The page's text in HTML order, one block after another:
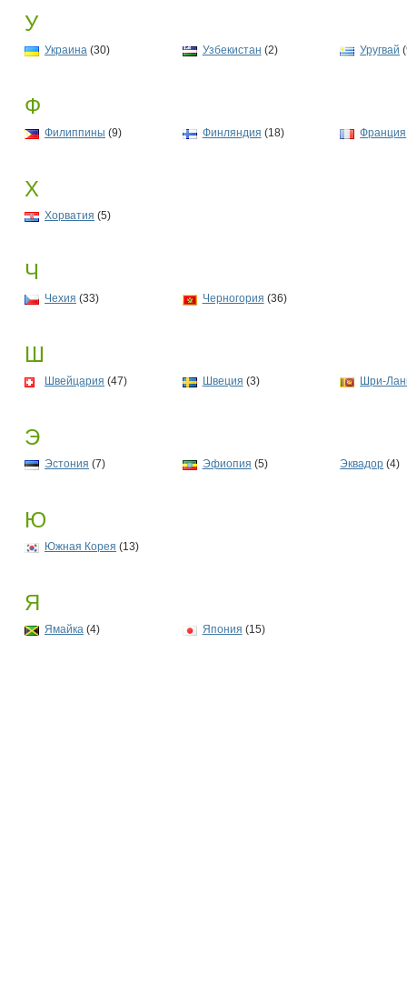
У
Украина (30) Узбекистан (2) Уругвай
Ф
Филиппины (9) Финляндия (18) Франция
Х
Хорватия (5)
Ч
Чехия (33) Черногория (36)
Ш
Швейцария (47) Швеция (3) Шри-
Э
Эстония (7) Эфиопия (5) Эквадор (4)
Ю
Южная Корея (13)
Я
Ямайка (4) Япония (15)